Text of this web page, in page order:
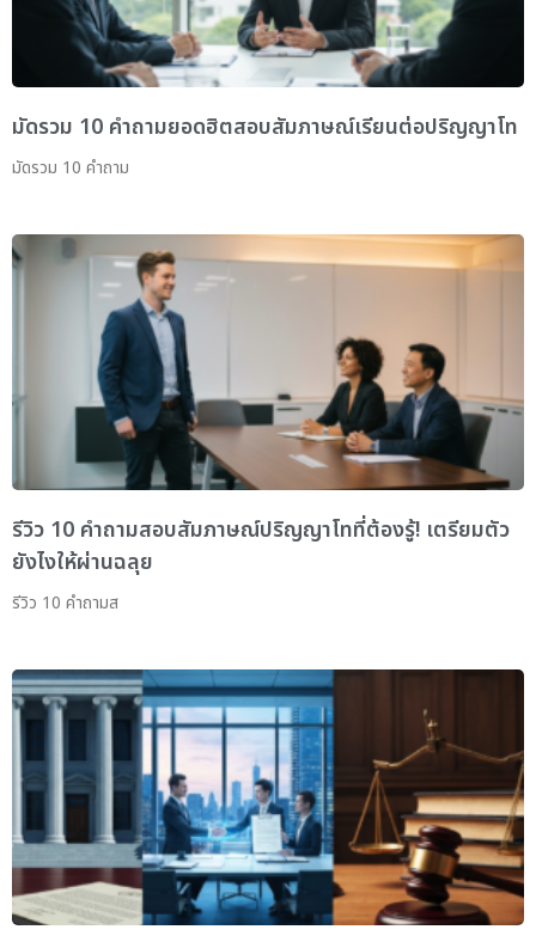
มัดรวม 10 คำถามยอดฮิตสอบสัมภาษณ์เรียนต่อปริญญาโท
มัดรวม 10 คำถาม
รีวิว 10 คำถามสอบสัมภาษณ์ปริญญาโทที่ต้องรู้! เตรียมตัว
ยังไงให้ผ่านฉลุย
รีวิว 10 คำถามส